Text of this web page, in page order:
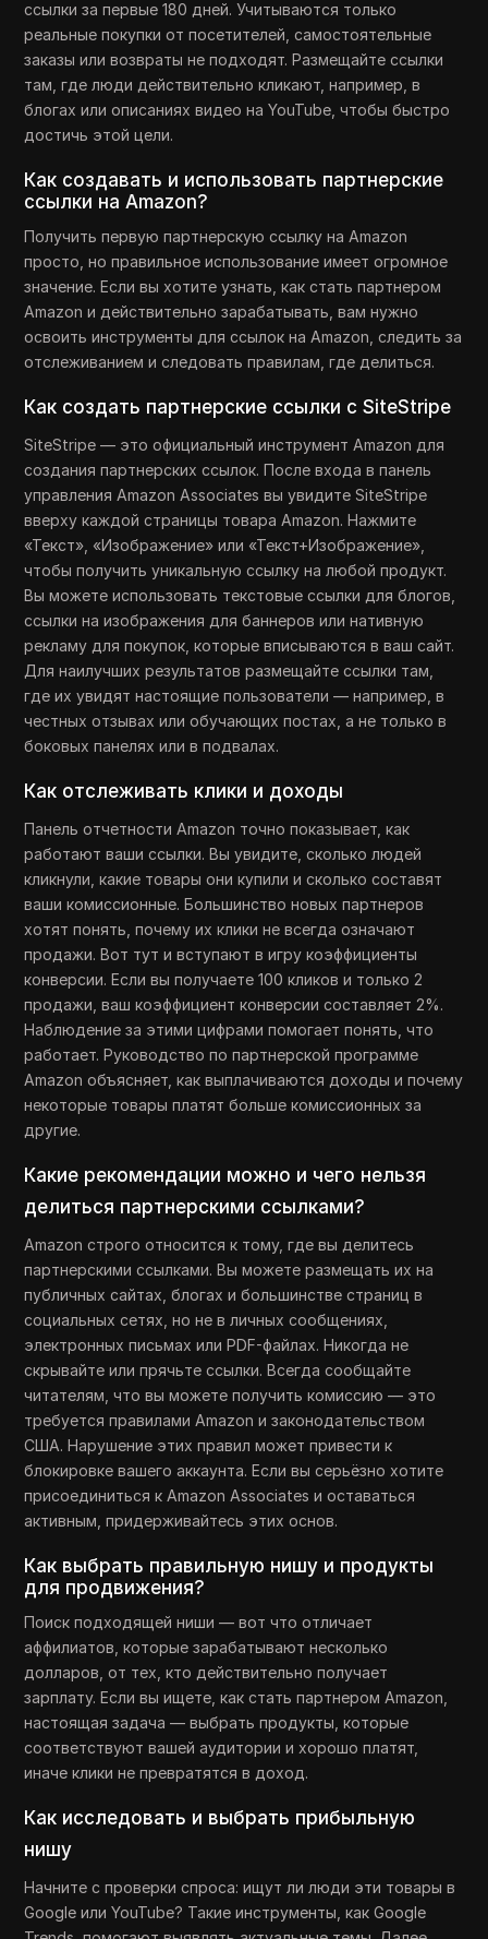
ссылки за первые 180 дней. Учитываются только
реальные покупки от посетителей, самостоятельные
заказы или возвраты не подходят. Размещайте ссылки
там, где люди действительно кликают, например, в
блогах или описаниях видео на YouTube, чтобы быстро
достичь этой цели.
Как создавать и использовать партнерские
ссылки на Amazon?
Получить первую партнерскую ссылку на Amazon
просто, но правильное использование имеет огромное
значение. Если вы хотите узнать, как стать партнером
Amazon и действительно зарабатывать, вам нужно
освоить инструменты для ссылок на Amazon, следить за
отслеживанием и следовать правилам, где делиться.
Как создать партнерские ссылки с SiteStripe
SiteStripe — это официальный инструмент Amazon для
создания партнерских ссылок. После входа в панель
управления Amazon Associates вы увидите SiteStripe
вверху каждой страницы товара Amazon. Нажмите
«Текст», «Изображение» или «Текст+Изображение»,
чтобы получить уникальную ссылку на любой продукт.
Вы можете использовать текстовые ссылки для блогов,
ссылки на изображения для баннеров или нативную
рекламу для покупок, которые вписываются в ваш сайт.
Для наилучших результатов размещайте ссылки там,
где их увидят настоящие пользователи — например, в
честных отзывах или обучающих постах, а не только в
боковых панелях или в подвалах.
Как отслеживать клики и доходы
Панель отчетности Amazon точно показывает, как
работают ваши ссылки. Вы увидите, сколько людей
кликнули, какие товары они купили и сколько составят
ваши комиссионные. Большинство новых партнеров
хотят понять, почему их клики не всегда означают
продажи. Вот тут и вступают в игру коэффициенты
конверсии. Если вы получаете 100 кликов и только 2
продажи, ваш коэффициент конверсии составляет 2%.
Наблюдение за этими цифрами помогает понять, что
работает. Руководство по партнерской программе
Amazon объясняет, как выплачиваются доходы и почему
некоторые товары платят больше комиссионных за
другие.
Какие рекомендации можно и чего нельзя
делиться партнерскими ссылками?
Amazon строго относится к тому, где вы делитесь
партнерскими ссылками. Вы можете размещать их на
публичных сайтах, блогах и большинстве страниц в
социальных сетях, но не в личных сообщениях,
электронных письмах или PDF-файлах. Никогда не
скрывайте или прячьте ссылки. Всегда сообщайте
читателям, что вы можете получить комиссию — это
требуется правилами Amazon и законодательством
США. Нарушение этих правил может привести к
блокировке вашего аккаунта. Если вы серьёзно хотите
присоединиться к Amazon Associates и оставаться
активным, придерживайтесь этих основ.
Как выбрать правильную нишу и продукты
для продвижения?
Поиск подходящей ниши — вот что отличает
аффилиатов, которые зарабатывают несколько
долларов, от тех, кто действительно получает
зарплату. Если вы ищете, как стать партнером Amazon,
настоящая задача — выбрать продукты, которые
соответствуют вашей аудитории и хорошо платят,
иначе клики не превратятся в доход.
Как исследовать и выбрать прибыльную
нишу
Начните с проверки спроса: ищут ли люди эти товары в
Google или YouTube? Такие инструменты, как Google